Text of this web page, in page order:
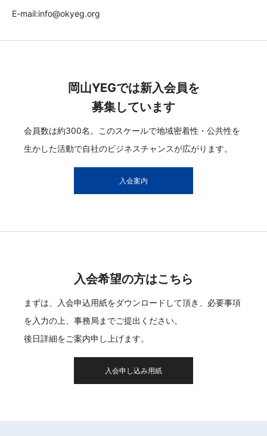
E-mail:info@okyeg.org
岡山YEGでは新入会員を
募集しています
会員数は約300名。このスケールで地域密着性・公共性を
生かした活動で自社のビジネスチャンスが広がります。
入会案内
入会希望の方はこちら
まずは、入会申込用紙をダウンロードして頂き、必要事項
を入力の上、事務局までご提出ください。
後日詳細をご案内申し上げます。
入会申し込み用紙